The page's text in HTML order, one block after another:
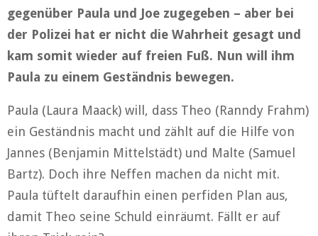
gegenüber Paula und Joe zugegeben – aber bei
der Polizei hat er nicht die Wahrheit gesagt und
kam somit wieder auf freien Fuß. Nun will ihm
Paula zu einem Geständnis bewegen.
Paula (Laura Maack) will, dass Theo (Ranndy Frahm)
ein Geständnis macht und zählt auf die Hilfe von
Jannes (Benjamin Mittelstädt) und Malte (Samuel
Bartz). Doch ihre Neffen machen da nicht mit.
Paula tüftelt daraufhin einen perfiden Plan aus,
damit Theo seine Schuld einräumt. Fällt er auf